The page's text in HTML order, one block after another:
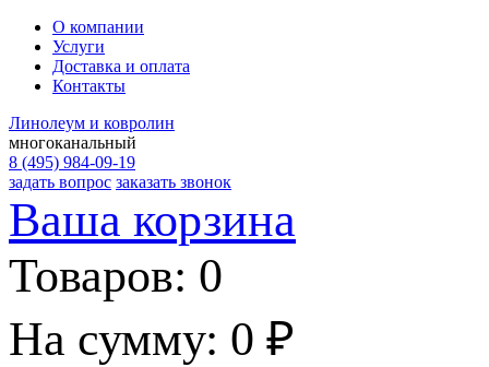
О компании
Услуги
Доставка и оплата
Контакты
Линолеум и ковролин
многоканальный
8 (495) 984-09-19
задать вопрос заказать звонок
Ваша корзина
Товаров: 0
На сумму: 0 ₽